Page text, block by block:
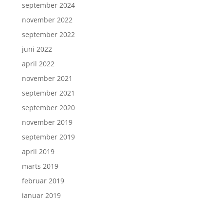
september 2024
november 2022
september 2022
juni 2022
april 2022
november 2021
september 2021
september 2020
november 2019
september 2019
april 2019
marts 2019
februar 2019
januar 2019